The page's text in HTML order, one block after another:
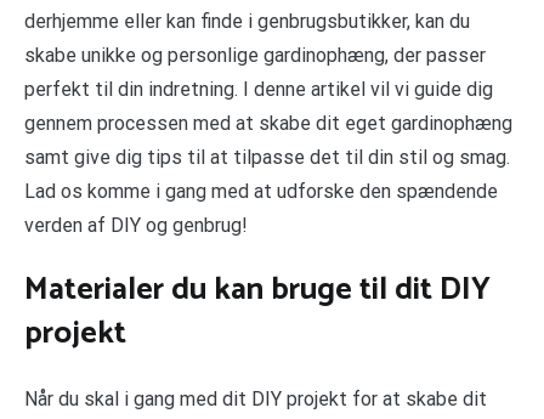
derhjemme eller kan finde i genbrugsbutikker, kan du
skabe unikke og personlige gardinophæng, der passer
perfekt til din indretning. I denne artikel vil vi guide dig
gennem processen med at skabe dit eget gardinophæng
samt give dig tips til at tilpasse det til din stil og smag.
Lad os komme i gang med at udforske den spændende
verden af DIY og genbrug!
Materialer du kan bruge til dit DIY
projekt
Når du skal i gang med dit DIY projekt for at skabe dit